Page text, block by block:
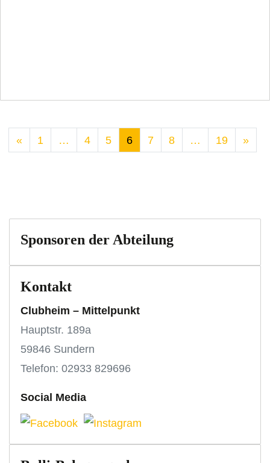
« 1 … 4 5 6 7 8 … 19 »
Sponsoren der Abteilung
Kontakt
Clubheim – Mittelpunkt
Hauptstr. 189a
59846 Sundern
Telefon: 02933 829696
Social Media